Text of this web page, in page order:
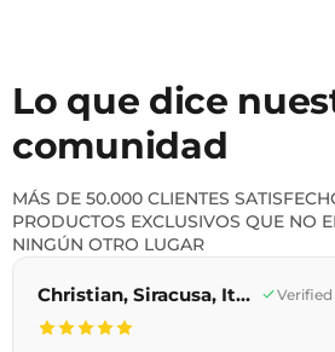
Lo que dice
comunidad
MÁS DE 50.000 CLIENTES
PRODUCTOS EXCLUSIVOS QUE NO
NINGÚN OTRO LUGAR
Christian, Siracusa, Italia